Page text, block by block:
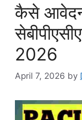
कैसे
2026
April 7, 2026 by